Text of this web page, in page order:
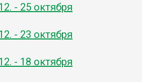
- 25 октября
- 23 октября
- 18 октября